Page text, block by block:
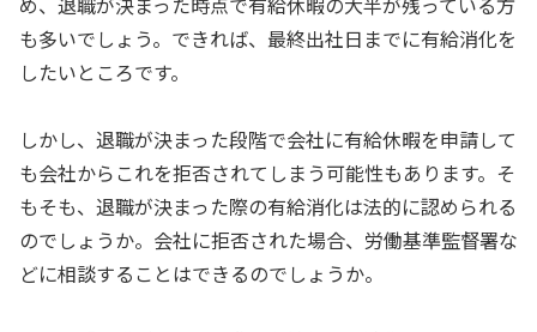
も多いでしょう。できれば、最終出社日までに有給消化を
したいところです。
しかし、退職が決まった段階で会社に有給休暇を申請して
も会社からこれを拒否されてしまう可能性もあります。そ
もそも、退職が決まった際の有給消化は法的に認められる
のでしょうか。会社に拒否された場合、労働基準監督署な
どに相談することはできるのでしょうか。